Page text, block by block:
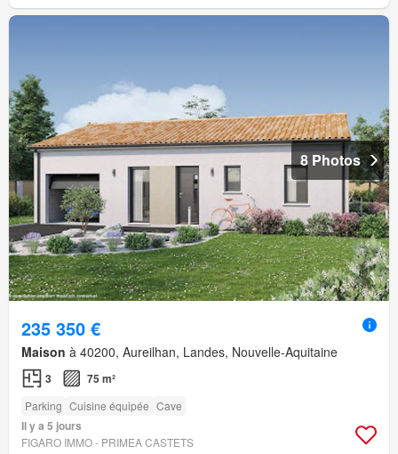
8 Photos
235 350 €
Maison à 40200, Aureilhan, Landes, Nouvelle-Aquitaine
3 75 m²
Parking Cuisine équipée Cave
Il y a 5 jours
FIGARO IMMO - PRIMEA CASTETS